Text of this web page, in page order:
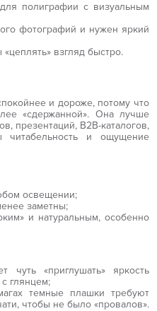
полиграфии с визуальным
фотографий и нужен яркий
взгляд быстро.
и дороже, потому что
«сдержанной». Она лучше
презентаций, B2B-каталогов,
читабельность и ощущение
освещении;
заметны;
и натуральным, особенно
чуть «приглушать» яркость
глянцем;
темные плашки требуют
чтобы не было «провалов».